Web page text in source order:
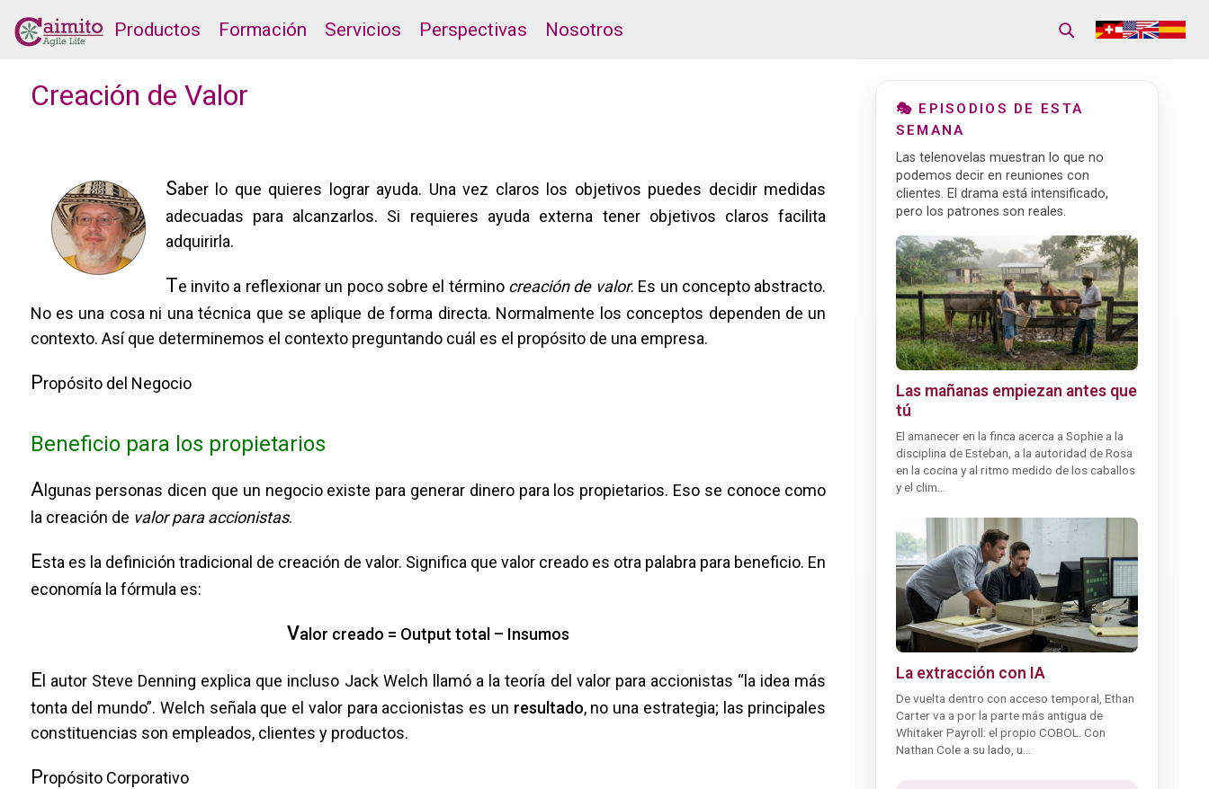
Productos Formación Servicios Perspectivas Nosotros
Creación de Valor
Saber lo que quieres lograr ayuda. Una vez claros los objetivos puedes decidir medidas
adecuadas para alcanzarlos. Si requieres ayuda externa tener objetivos claros facilita
adquirirla.
Te invito a reflexionar un poco sobre el término creación de valor. Es un concepto abstracto.
No es una cosa ni una técnica que se aplique de forma directa. Normalmente los conceptos dependen de un
contexto. Así que determinemos el contexto preguntando cuál es el propósito de una empresa.
Propósito del Negocio
Beneficio para los propietarios
A lgunas personas dicen que un negocio existe para generar dinero para los propietarios. Eso se conoce como
la creación de valor para accionistas.
Esta es la definición tradicional de creación de valor. Significa que valor creado es otra palabra para beneficio. En
economía la fórmula es:
Valor creado = Output total – Insumos
E l autor Steve Denning explica que incluso Jack Welch llamó a la teoría del valor para accionistas “la idea más
tonta del mundo”. Welch señala que el valor para accionistas es un resultado, no una estrategia; las principales
constituencias son empleados, clientes y productos.
Propósito Corporativo
🎭 EPISODIOS DE ESTA
SEMANA
Las telenovelas muestran lo que no
podemos decir en reuniones con
clientes. El drama está intensificado,
pero los patrones son reales.
Las mañanas empiezan antes que
tú
El amanecer en la finca acerca a Sophie a la
disciplina de Esteban, a la autoridad de Rosa
en la cocina y al ritmo medido de los caballos
y el clim...
La extracción con IA
De vuelta dentro con acceso temporal, Ethan
Carter va a por la parte más antigua de
Whitaker Payroll: el propio COBOL. Con
Nathan Cole a su lado, u...